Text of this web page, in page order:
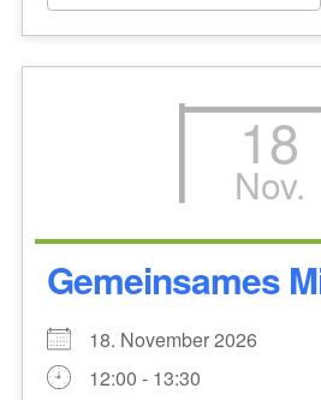
18
Nov.
Gemeinsames
18. November 2026
12:00 - 13:30